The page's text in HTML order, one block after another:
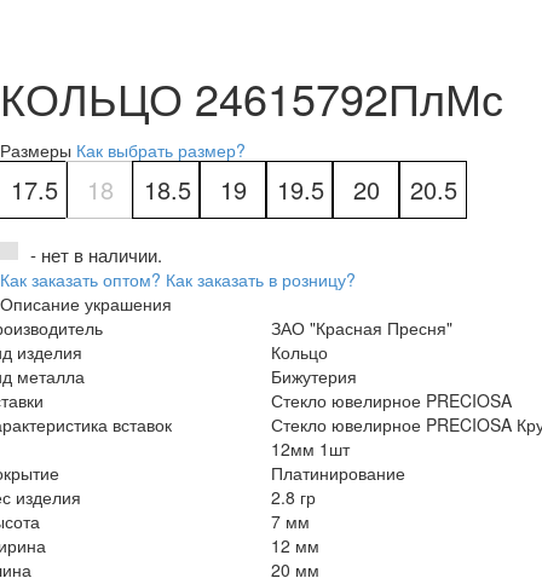
КОЛЬЦО 24615792ПлМс
Размеры Как выбрать размер?
17.5 18 18.5 19 19.5 20 20.5
- нет в наличии.
Как заказать оптом? Как заказать в розницу?
Описание украшения
ЗАО "Красная Пресня"
изделия
Кольцо
металла
Бижутерия
Стекло ювелирное PRECIOSA
вставок
Стекло ювелирное PRECIOSA
12мм 1шт
Платинирование
изделия
2.8 гр
7 мм
12 мм
20 мм